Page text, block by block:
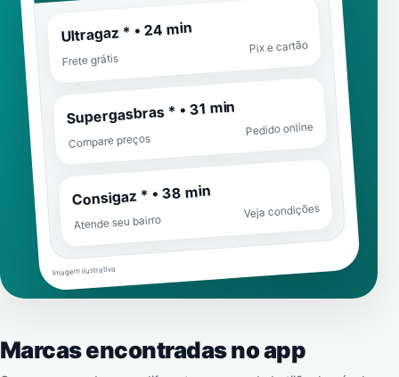
Ultragaz * • 24 min
Frete grátis
Pix e cartão
Supergasbras * • 31 min
Compare preços
Pedido online
Consigaz * • 38 min
Atende seu bairro
Veja condições
Imagem ilustrativa
Marcas encontradas no app